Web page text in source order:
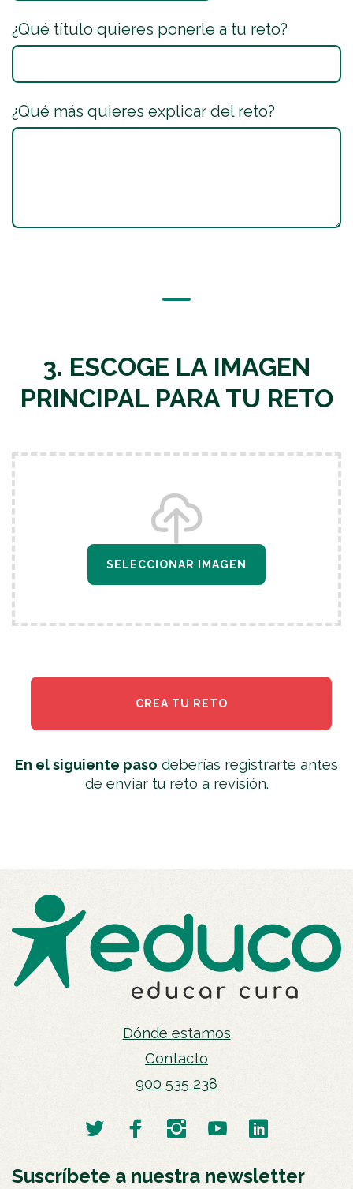
¿Qué título quieres ponerle a tu reto?
¿Qué más quieres explicar del reto?
3. ESCOGE LA IMAGEN
PRINCIPAL PARA TU RETO
SELECCIONAR IMAGEN
CREA TU RETO
En el siguiente paso deberías registrarte antes
de enviar tu reto a revisión.
Dónde estamos
Contacto
900 535 238
Suscríbete a nuestra newsletter